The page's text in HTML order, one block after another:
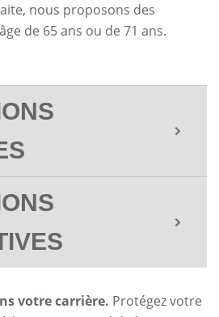
nous proposons des
de 65 ans ou de 71 ans.
votre carrière. Protégez votre